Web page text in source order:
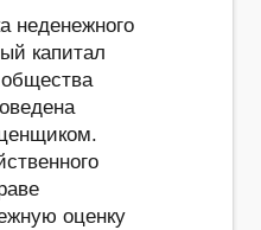
неденежного
капитал
общества
оценку